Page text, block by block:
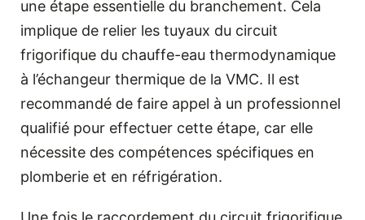
une étape essentielle du branchement. Cela
implique de relier les tuyaux du circuit
frigorifique du chauffe-eau thermodynamique
à l’échangeur thermique de la VMC. Il est
recommandé de faire appel à un professionnel
qualifié pour effectuer cette étape, car elle
nécessite des compétences spécifiques en
plomberie et en réfrigération.